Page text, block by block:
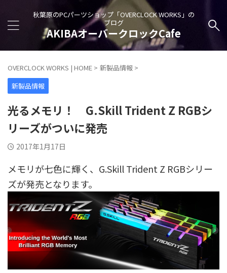
秋葉原のPCパーツショップ「OVERCLOCK WORKS」の
ブログ
AKIBAオーバークロックCafe
OVERCLOCK WORKS | HOME > 新製品情報 >
新製品情報
光るメモリ！ G.Skill Trident Z RGBシ
リーズがついに発売
2017年1月17日
メモリが七色に輝く、G.Skill Trident Z RGBシリー
ズが発売となります。